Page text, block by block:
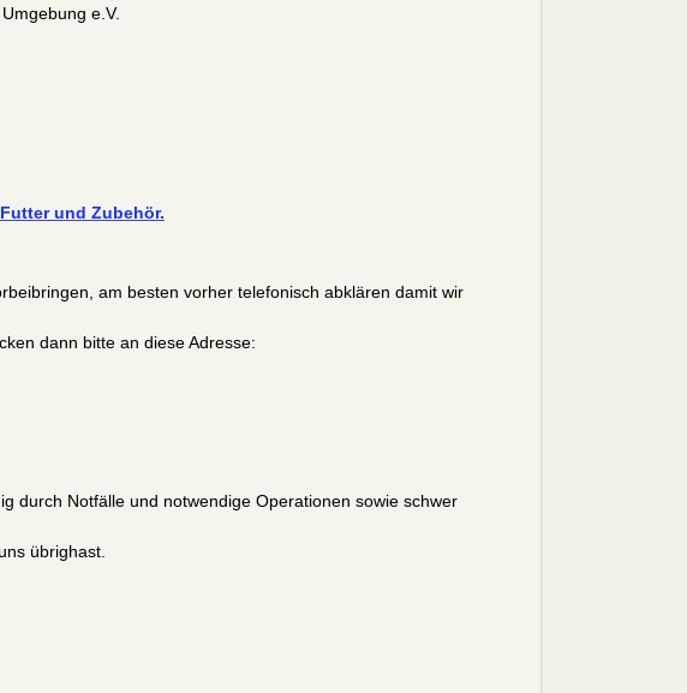
e.V.
und Zubehör.
am besten vorher telefonisch abklären damit wir
dann bitte an diese Adresse:
durch Notfälle und notwendige Operationen sowie schwer
übrighast.